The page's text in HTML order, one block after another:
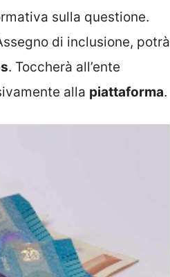
sulla questione.
di inclusione, potrà
. Toccherà all’ente
alla piattaforma.